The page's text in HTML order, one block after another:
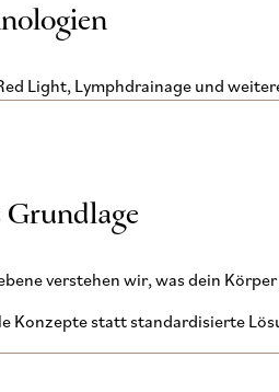
Light, Lymphdrainage und
verstehen wir, was dein
Konzepte statt standardisierte